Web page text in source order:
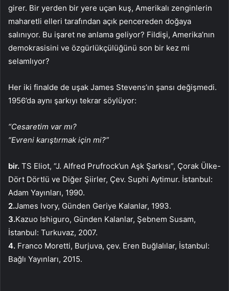
girer. Bir yerden bir yere uçan kuş, Amerikalı zenginlerin
maharetli elleri tarafından açık pencereden doğaya
salınıyor. Bu işaret ne anlama geliyor? Fildişi, Amerika’nın
demokrasisini ve özgürlükçülüğünü son bir kez mi
selamlıyor?
Her iki finalde de uşak James Stevens’ın şansı değişmedi.
1956’da aynı şarkıyı tekrar söylüyor:
“Cesaretim var mı?
“Evreni karıştırmak için mi?”
bir. TS Eliot, “J. Alfred Prufrock’un Aşk Şarkısı”, Çorak Ülke-
Dört Dörtlü ve Diğer Şiirler, Çev. Suphi Aytimur. İstanbul:
Adam Yayınları, 1990.
2.James Ivory, Günden Geriye Kalanlar, 1993.
3.Kazuo Ishiguro, Günden Kalanlar, Şebnem Susam,
İstanbul: Turkuvaz, 2007.
4. Franco Moretti, Burjuva, çev. Eren Buğlalılar, İstanbul:
Bağlı Yayınları, 2015.